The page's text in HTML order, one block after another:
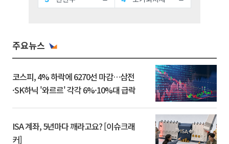
주요뉴스
코스피, 4% 하락에 6270선 마감…삼전
·SK하닉 '와르르' 각각 6%·10%대 급락
ISA 계좌, 5년마다 깨라고요? [이슈크래
커]